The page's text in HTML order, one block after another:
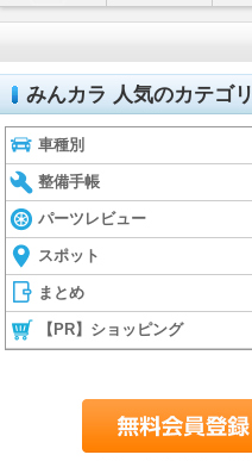
みんカラ 人気のカテゴリ
車種別
整備手帳
パーツレビュー
スポット
まとめ
【PR】ショッピング